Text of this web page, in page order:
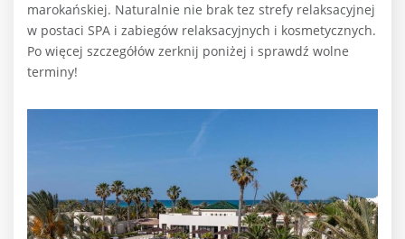
marokańskiej. Naturalnie nie brak tez strefy relaksacyjnej
w postaci SPA i zabiegów relaksacyjnych i kosmetycznych.
Po więcej szczegółów zerknij poniżej i sprawdź wolne
terminy!